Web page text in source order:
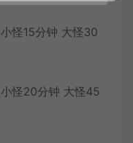
怪15分钟 大怪30
怪20分钟 大怪45